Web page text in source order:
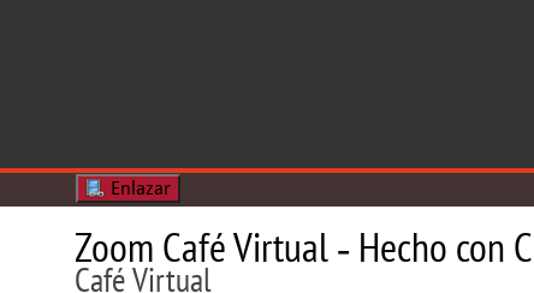
Enlazar
Zoom Café Virtual ‐ Hecho con
Café Virtual